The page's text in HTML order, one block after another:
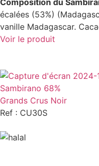
Composition du
écalées (53%)
vanille Madagascar.
Voir le produit
Sambirano 68%
Grands Crus Noir
Ref : CU30S